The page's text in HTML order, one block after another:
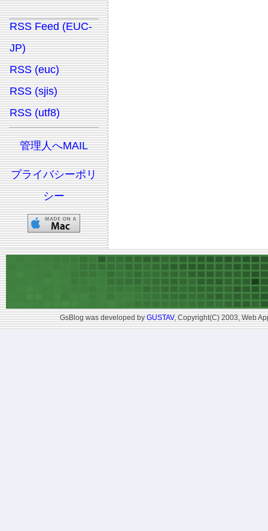
RSS Feed (EUC-
JP)
RSS (euc)
RSS (sjis)
RSS (utf8)
管理人へMAIL
プライバシーポリ
シー
GsBlog was developed byGUSTAV, Copyright(C) 2003, Web